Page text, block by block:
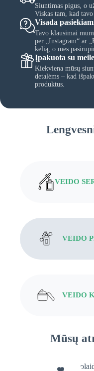
Siuntimas pigus, o
Viskas tam, kad
Visada
Tavo klausimai
per „Instagram“ ar
kelią, o mes
Įpakuota su meile
Kiekviena mūsų
detalėms – kad
produktus.
VEIDO
VEIDO
VEIDO
Mūsų
10%